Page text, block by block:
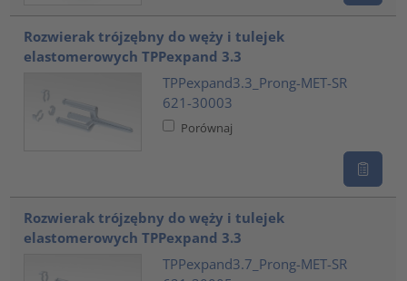
Rozwierak trójzębny do węży i tulejek
elastomerowych TPPexpand 3.3
TPPexpand3.3_Prong-MET-SR
621-30003
Porównaj
Rozwierak trójzębny do węży i tulejek
elastomerowych TPPexpand 3.3
TPPexpand3.7_Prong-MET-SR